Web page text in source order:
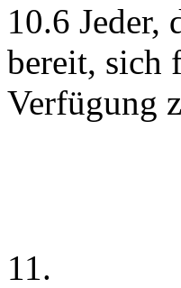
10.6 Jeder,
bereit, sich
Verfügung
11.